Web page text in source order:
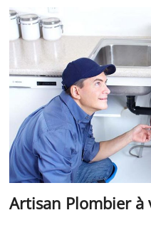
Artisan Plombier à